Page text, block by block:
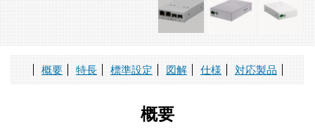
概要 特長 標準設定 図解 仕様 対応製品
概要